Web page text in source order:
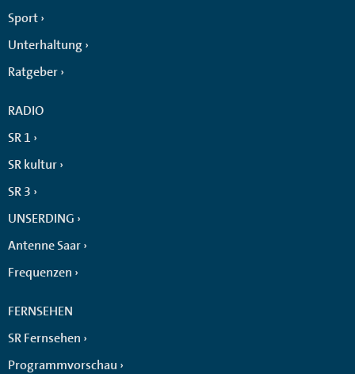
Sport
Unterhaltung
Ratgeber
RADIO
SR 1
SR kultur
SR 3
UNSERDING
Antenne Saar
Frequenzen
FERNSEHEN
SR Fernsehen
Programmvorschau